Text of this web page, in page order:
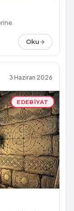
Oku
3 Haziran 2026
EDEBIYAT